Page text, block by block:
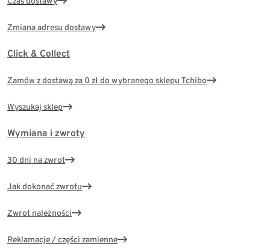
Zmiana adresu dostawy
Click & Collect
Zamów z dostawą za 0 zł do wybranego sklepu Tchibo
Wyszukaj sklep
Wymiana i zwroty
30 dni na zwrot
Jak dokonać zwrotu
Zwrot należności
Reklamacje / części zamienne